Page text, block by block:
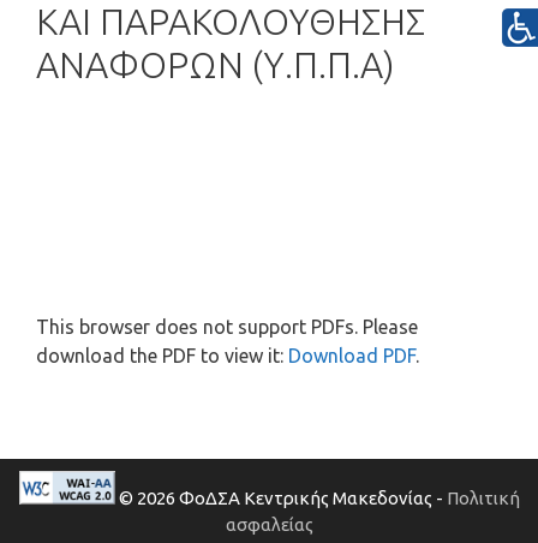
ΚΑΙ ΠΑΡΑΚΟΛΟΥΘΗΣΗΣ
ΑΝΑΦΟΡΩΝ (Υ.Π.Π.Α)
This browser does not support PDFs. Please
download the PDF to view it: Download PDF.
© 2026 ΦοΔΣΑ Κεντρικής Μακεδονίας - Πολιτική
ασφαλείας